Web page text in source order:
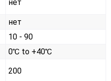
нет
нет
10 - 90
0℃ to +40℃
200